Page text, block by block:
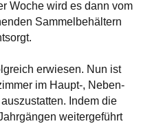
Woche wird es dann vom
Sammelbehältern
erwiesen. Nun ist
im Haupt-, Neben-
Indem die
weitergeführt